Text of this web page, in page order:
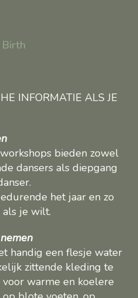
Birth
INFORMATIE ALS JE
bieden zowel
dansers als diepgang
het jaar en zo
als je wilt.
handig een flesje water
zittende kleding te
warme en koelere